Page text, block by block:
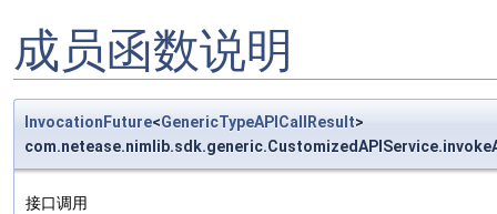
成员函数说明
InvocationFuture<GenericTypeAPICallResult>
接口调用